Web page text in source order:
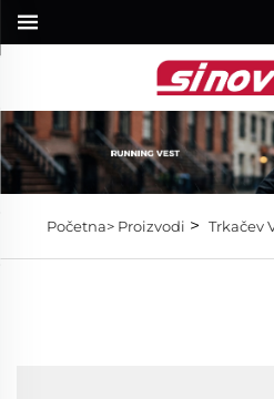
Početna> Proizvodi > Trkačev